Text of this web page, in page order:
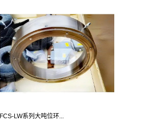
FCS-LW系列大吨位环...